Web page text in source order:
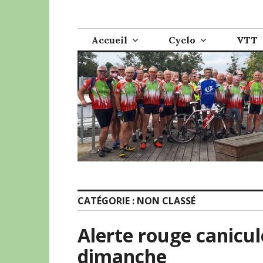
contenu
principal
Cyclo VTT
Accueil Cyclo VTT
CATÉGORIE : NON CLASSÉ
Alerte rouge
dimanche